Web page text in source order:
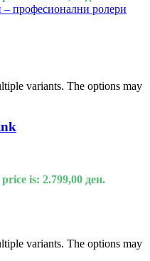
variants. The options may
is: 2.799,00 ден.
variants. The options may